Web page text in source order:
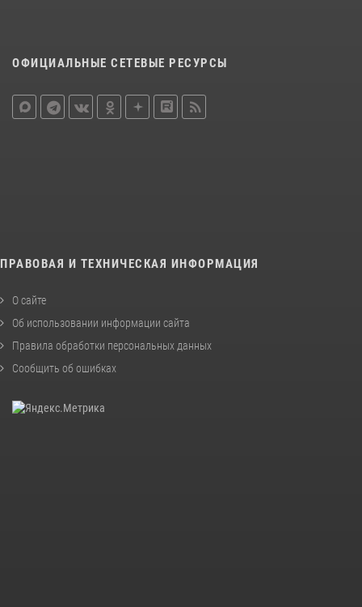
ОФИЦИАЛЬНЫЕ СЕТЕВЫЕ РЕСУРСЫ
ПРАВОВАЯ И ТЕХНИЧЕСКАЯ ИНФОРМАЦИЯ
О сайте
Об использовании информации сайта
Правила обработки персональных данных
Сообщить об ошибках